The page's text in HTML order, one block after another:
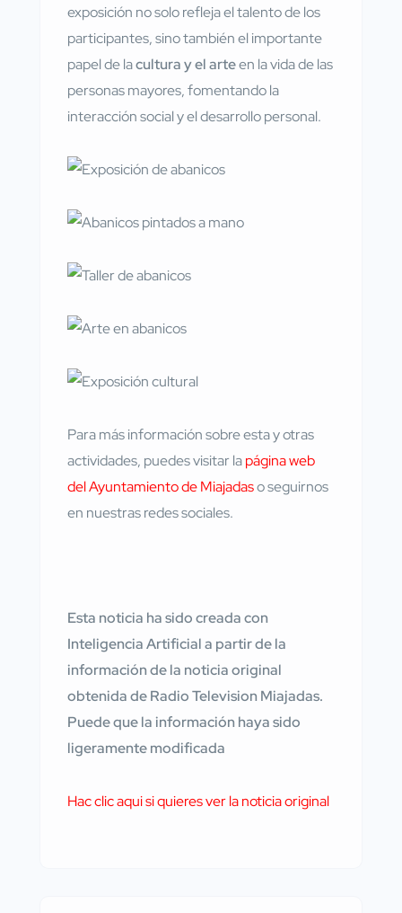
exposición no solo refleja el talento de los
participantes, sino también el importante
papel de lacultura y el arteen la vida de las
personas mayores, fomentando la
interacción social y el desarrollo personal.
Para más información sobre esta y otras
actividades, puedes visitar lapágina web
del Ayuntamiento de Miajadaso seguirnos
en nuestras redes sociales.
Esta noticia ha sido creada con
Inteligencia Artificial a partir de la
información de la noticia original
obtenida de Radio Television Miajadas.
Puede que la información haya sido
ligeramente modificada
Hac clic aqui si quieres ver la noticia original